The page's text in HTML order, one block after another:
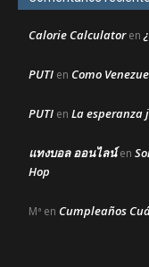
Calorie Calculatoren
PUTI en Como
PUTI en La esperanza
แทงบอล ออนไลน์en
Hop
Mª en Cumpleaños